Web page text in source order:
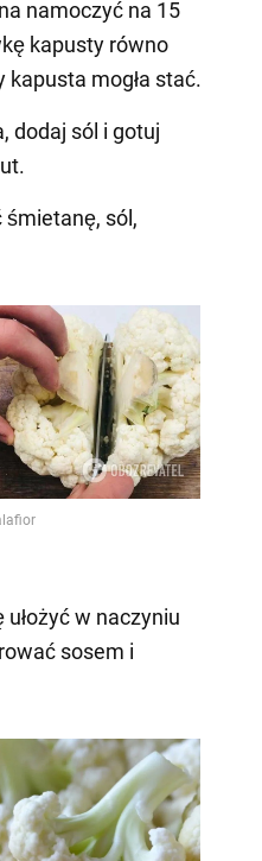
namoczyć na 15
kapusty równo
kapusta mogła stać.
dodaj sól i gotuj
śmietanę, sól,
w naczyniu
sosem i